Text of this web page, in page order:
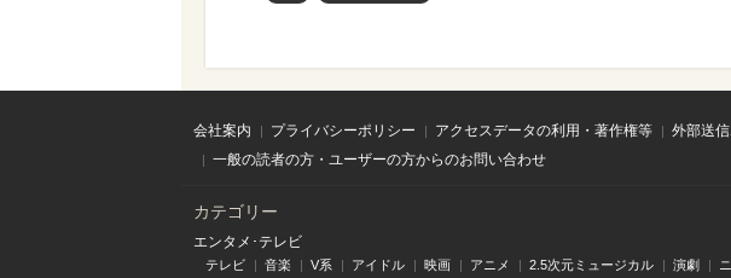
会社案内 プライバシーポリシー アクセスデータの利用・著作権等 外部送
一般の読者の方・ユーザーの方からのお問い合わせ
カテゴリー
エンタメ･テレビ
テレビ 音楽 V系 アイドル 映画 アニメ 2.5次元ミュージカル 演劇